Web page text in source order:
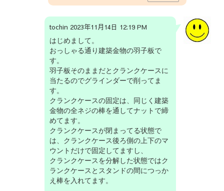
tochin 2023年11月14日 12:19 PM
はじめまして。
おっしゃる通り建築金物の羽子板で
す。
羽子板そのままだとクランクケースに
当たるのでグラインダーで削ってま
す。
クランクケースの固定は、同じく建築
金物の全ネジの棒を通してナットで締
めてます。
クランクケースが閉まってる状態で
は、クランクケース後ろ側の上下のマ
ウントだけで固定してますし、
クランクケースを分解した状態ではク
ランクケースとスタンドの間につっか
え棒を入れてます。